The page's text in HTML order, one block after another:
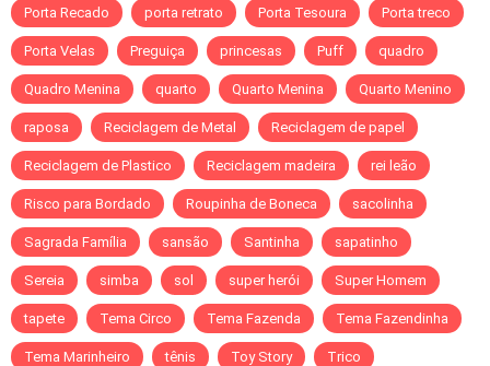
Porta Recado porta retrato Porta Tesoura Porta treco
Porta Velas Preguiça princesas Puff quadro
Quadro Menina quarto Quarto Menina Quarto Menino
raposa Reciclagem de Metal Reciclagem de papel
Reciclagem de Plastico Reciclagem madeira rei leão
Risco para Bordado Roupinha de Boneca sacolinha
Sagrada Família sansão Santinha sapatinho
Sereia simba sol super herói Super Homem
tapete Tema Circo Tema Fazenda Tema Fazendinha
Tema Marinheiro tênis Toy Story Trico